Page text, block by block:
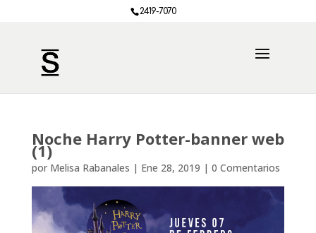
2419-7070
Noche Harry Potter-banner web
(1)
por Melisa Rabanales | Ene 28, 2019 | 0 Comentarios